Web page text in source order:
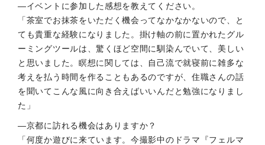
―イベントに参加した感想を教えてください。
「茶室でお抹茶をいただく機会ってなかなかないので、と
ても貴重な経験になりました。掛け軸の前に置かれたグル
ーミングツールは、驚くほど空間に馴染んでいて、美しい
と思いました。瞑想に関しては、自己流で就寝前に雑多な
考えを払う時間を作ることもあるのですが、住職さんの話
を聞いてこんな風に向き合えばいいんだと勉強になりまし
た」
―京都に訪れる機会はありますか？
「何度か遊びに来ています。今撮影中のドラマ『フェルマ